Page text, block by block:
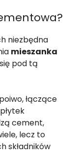
niezbędna
mieszanka
pod tą
łączące
cement,
lecz to
składników